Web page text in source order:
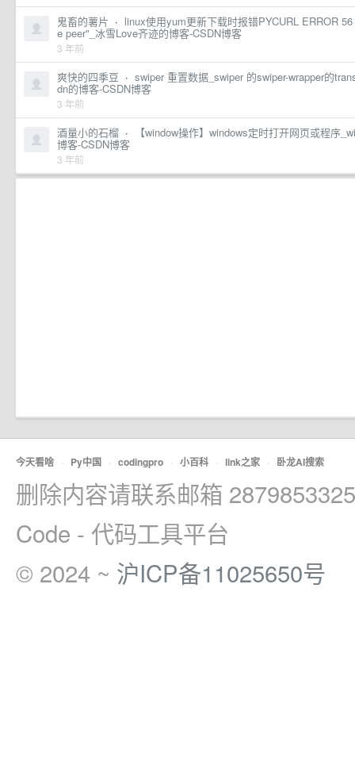
鬼畜的薯片 · linux使用yum更新下载时报错PYCURL ERROR
e peer"_冰雪Love齐迹的博客-CSDN博客
3 年前
爽快的四季豆 · swiper 重置数据_swiper 的swiper-wrapper的
dn的博客-CSDN博客
3 年前
酒量小的石榴 · 【window操作】windows定时打开网页或程序
博客-CSDN博客
3 年前
今天看啥 · Py中国 · codingpro · 小百科 · link之家 · 卧龙AI搜索
删除内容请联系邮箱
Code - 代码工具平台
© 2024 ~ 沪ICP备11025650号